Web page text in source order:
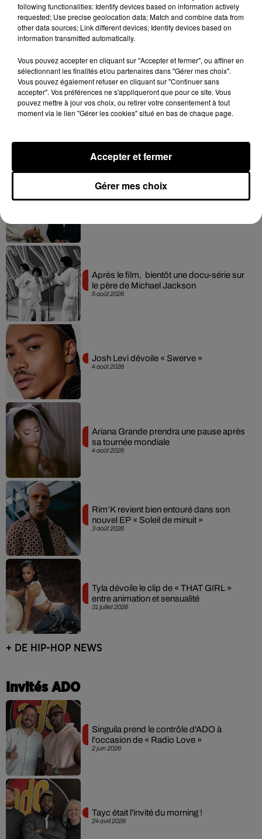
16 juin 2026
de l’histoire
1 2 3 4 5
Hip-Hop News
Franglish et Keblack dévoilent une
5 août 2026
Après le film, bientôt une docu-série sur
le père de Michael Jackson
4 août 2026
Josh Levi dévoile « Swerve »
4 août 2026
Ariana Grande prendra une pause après
sa tournée mondiale
3 août 2026
Rim’K revient bien entouré dans son
nouvel EP « Soleil de minuit »
31 juillet 2026
Tyla dévoile le clip de « THAT GIRL »
entre animation et sensualité
+ DE HIP-HOP NEWS
Invités ADO
2 juin 2026
Singuila prend le contrôle d'ADO à
l'occasion de « Radio Love »
24 avril 2026
Tayc était l'invité du morning !
following functionalities: Identify devices based on information actively
requested; Use precise geolocation data; Match and combine data from
other data sources; Link different devices; Identify devices based on
information transmitted automatically.
Vous pouvez accepter en cliquant sur "Accepter et fermer", ou affiner en
sélectionnant les finalités et/ou partenaires dans "Gérer mes choix".
Vous pouvez également refuser en cliquant sur "Continuer sans
accepter". Vos préférences ne s'appliqueront que pour ce site. Vous
pouvez mettre à jour vos choix, ou retirer votre consentement à tout
moment via le lien "Gérer les cookies" situé en bas de chaque page.
Gérer mes choix
Accepter et fermer